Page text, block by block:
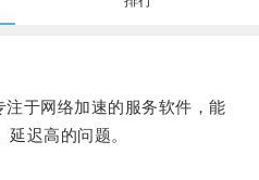
于网络加速的服务软件，能
迟高的问题。